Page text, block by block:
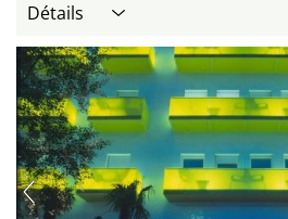
Détails